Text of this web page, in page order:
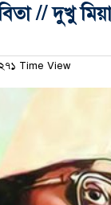
// দুখু মিয়া
Time View